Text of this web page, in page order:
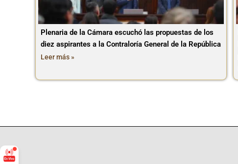
Plenaria de la Cámara escuchó las propuestas de los
diez aspirantes a la Contraloría General de la República
Leer más »